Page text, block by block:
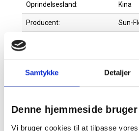
Samtykke Detaljer
Denne hjemmeside
Vi bruger cookies til at tilpasse
Oprindelsesland: Kina
Producent: Sun-
Relaterede